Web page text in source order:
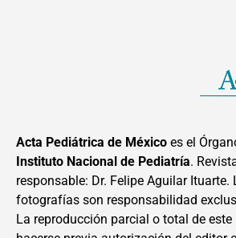
Acta Pediátrica de México es el
Instituto Nacional de Pediatría.
responsable: Dr. Felipe Aguilar
fotografías son responsabilidad
La reproducción parcial o total de